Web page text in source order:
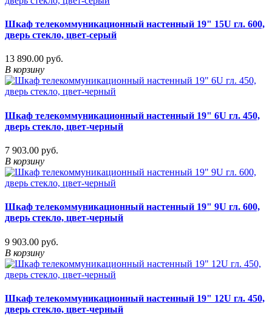
Шкаф телекоммуникационный настенный 19" 15U гл. 600,
дверь стекло, цвет-серый
13 890.00 руб.
В корзину
Шкаф телекоммуникационный настенный 19" 6U гл. 450,
дверь стекло, цвет-черный
7 903.00 руб.
В корзину
Шкаф телекоммуникационный настенный 19" 9U гл. 600,
дверь стекло, цвет-черный
9 903.00 руб.
В корзину
Шкаф телекоммуникационный настенный 19" 12U гл. 450,
дверь стекло, цвет-черный